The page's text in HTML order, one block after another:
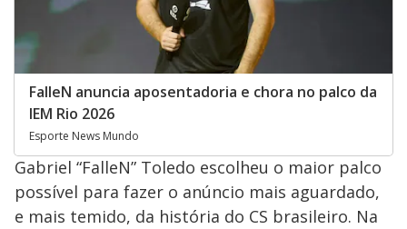
FalleN anuncia aposentadoria e chora no palco da
IEM Rio 2026
Esporte News Mundo
Gabriel “FalleN” Toledo escolheu o maior palco
possível para fazer o anúncio mais aguardado,
e mais temido, da história do CS brasileiro. Na